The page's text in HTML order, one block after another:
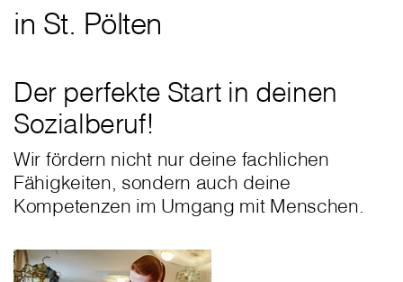
in St. Pölten
Der perfekte Start in deinen
Sozialberuf!
Wir fördern nicht nur deine fachlichen
Fähigkeiten, sondern auch deine
Kompetenzen im Umgang mit Menschen.